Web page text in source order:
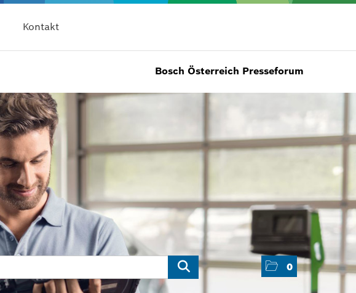
Kontakt
0
Bosch Österreich Presseforum